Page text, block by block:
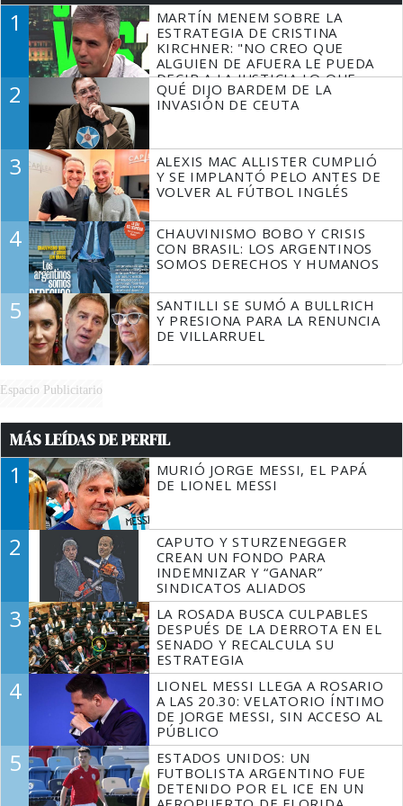
1
MARTÍN MENEM SOBRE LA
ESTRATEGIA DE CRISTINA
KIRCHNER: "NO CREO QUE
ALGUIEN DE AFUERA LE PUEDA
DECIR A LA JUSTICIA LO QUE
TIENE QUE HACER"
2
QUÉ DIJO BARDEM DE LA
INVASIÓN DE CEUTA
3
ALEXIS MAC ALLISTER CUMPLIÓ
Y SE IMPLANTÓ PELO ANTES DE
VOLVER AL FÚTBOL INGLÉS
4
CHAUVINISMO BOBO Y CRISIS
CON BRASIL: LOS ARGENTINOS
SOMOS DERECHOS Y HUMANOS
5
SANTILLI SE SUMÓ A BULLRICH
Y PRESIONA PARA LA RENUNCIA
DE VILLARRUEL
Espacio Publicitario
MÁS LEÍDAS DE PERFIL
1
MURIÓ JORGE MESSI, EL PAPÁ
DE LIONEL MESSI
2
CAPUTO Y STURZENEGGER
CREAN UN FONDO PARA
INDEMNIZAR Y “GANAR”
SINDICATOS ALIADOS
3
LA ROSADA BUSCA CULPABLES
DESPUÉS DE LA DERROTA EN EL
SENADO Y RECALCULA SU
ESTRATEGIA
4
LIONEL MESSI LLEGA A ROSARIO
A LAS 20.30: VELATORIO ÍNTIMO
DE JORGE MESSI, SIN ACCESO AL
PÚBLICO
5
ESTADOS UNIDOS: UN
FUTBOLISTA ARGENTINO FUE
DETENIDO POR EL ICE EN UN